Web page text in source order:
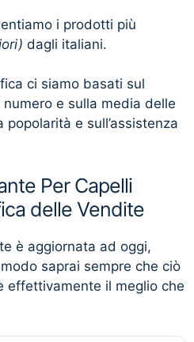
i prodotti più
dagli italiani.
ci siamo basati sul
e sulla media delle
e sull’assistenza
Per Capelli
delle Vendite
è aggiornata ad oggi,
saprai sempre che ciò
effettivamente il meglio che